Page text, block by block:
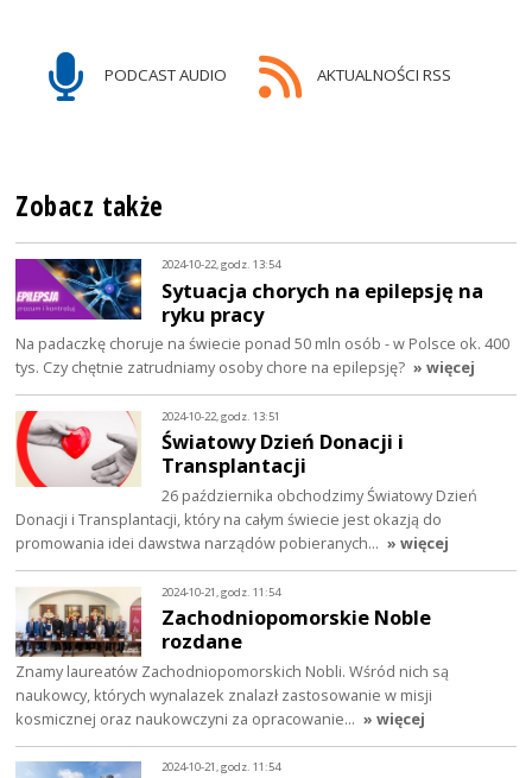
PODCAST AUDIO AKTUALNOŚCI RSS
Zobacz także
2024-10-22, godz. 13:54
Sytuacja chorych na epilepsję na
ryku pracy
Na padaczkę choruje na świecie ponad 50 mln osób - w Polsce ok. 400
tys. Czy chętnie zatrudniamy osoby chore na epilepsję? » więcej
2024-10-22, godz. 13:51
Światowy Dzień Donacji i
Transplantacji
26 października obchodzimy Światowy Dzień
Donacji i Transplantacji, który na całym świecie jest okazją do
promowania idei dawstwa narządów pobieranych… » więcej
2024-10-21, godz. 11:54
Zachodniopomorskie Noble
rozdane
Znamy laureatów Zachodniopomorskich Nobli. Wśród nich są
naukowcy, których wynalazek znalazł zastosowanie w misji
kosmicznej oraz naukowczyni za opracowanie… » więcej
2024-10-21, godz. 11:54